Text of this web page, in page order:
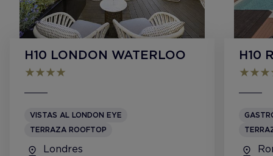
H10 LONDON WATERLOO
VISTAS AL LONDON EYE
TERRAZA ROOFTOP
Londres
H10